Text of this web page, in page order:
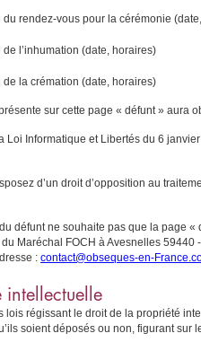
du rendez-vous pour la cérémonie
de l’inhumation (date, horaires)
de la crémation (date, horaires)
sur cette page « défunt » aura
Loi Informatique et Libertés du 6
d’un droit d’opposition au
défunt ne souhaite pas que la page
Maréchal FOCH à Avesnelles
: contact@obseques-en-
intellectuelle
lois régissant le droit de la propriété
soient déposés ou non, figurant